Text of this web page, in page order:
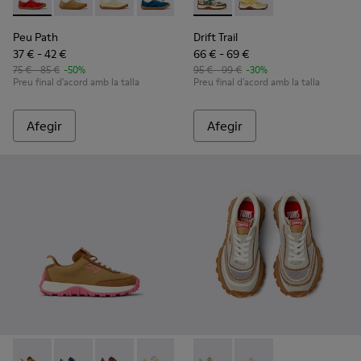
Peu Path - K800694-001 - Sabatilles de nubuc vermell per
Peu Path - K800694-004 - Sabatilles per a infants
Peu Path - K800694-003 - Sabatilles
Peu Path - K800694-002 - Sabatilles
Peu Path
37 € - 42 €
75 € - 85 € -50%
Preu final d'acord amb la talla
Afegir
Drift Trail - K800695-002 -
Drift Trail -
Drift Trail
66 € - 69 €
95 € - 99 € -30%
Preu final d'acord amb la talla
Afegir